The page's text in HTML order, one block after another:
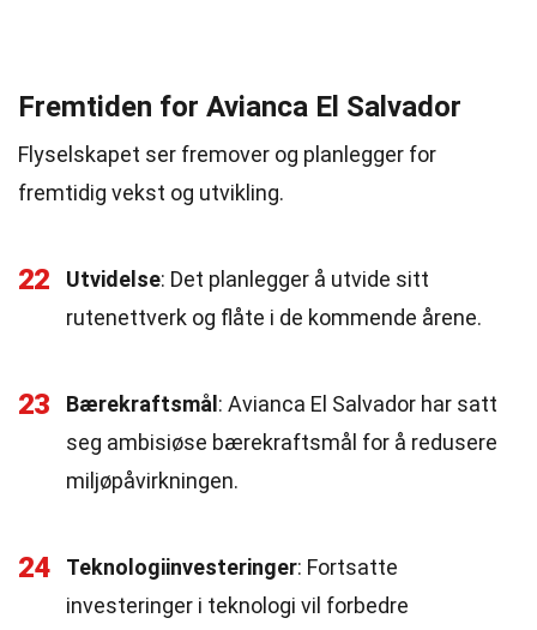
Fremtiden for Avianca El Salvador
Flyselskapet ser fremover og planlegger for
fremtidig vekst og utvikling.
22 Utvidelse: Det planlegger å utvide sitt
rutenettverk og flåte i de kommende årene.
23 Bærekraftsmål : Avianca El Salvador har satt
seg ambisiøse bærekraftsmål for å redusere
miljøpåvirkningen.
24 Teknologiinvesteringer: Fortsatte
investeringer i teknologi vil forbedre